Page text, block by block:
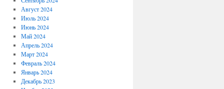
Август 2024
Июль 2024
Июнь 2024
Май 2024
Апрель 2024
Март 2024
Февраль 2024
Январь 2024
Декабрь 2023